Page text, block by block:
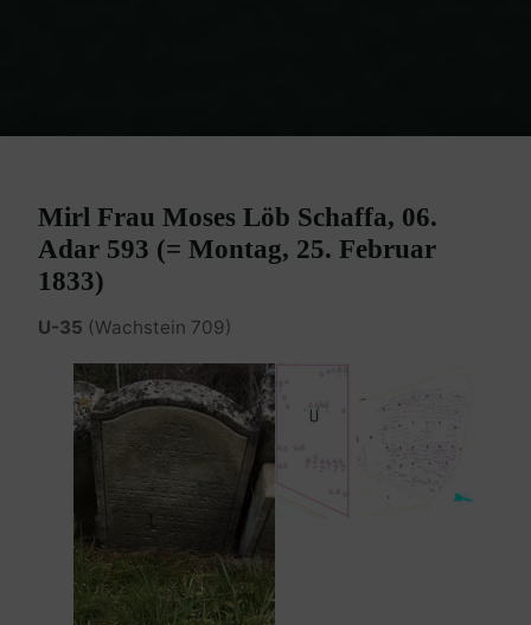
Home
Mirl Frau Moses Löb Schaffa, 06.
Adar 593 (= Montag, 25. Februar
1833)
U-35 (Wachstein 709)